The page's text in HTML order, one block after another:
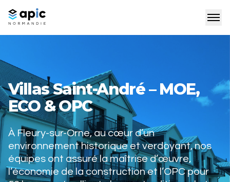
Villas Saint-André – MOE,
ECO & OPC
À Fleury-sur-Orne, au cœur d’un
environnement historique et verdoyant, nos
équipes ont assuré la maîtrise d’œuvre,
l’économie de la construction et l’OPC pour